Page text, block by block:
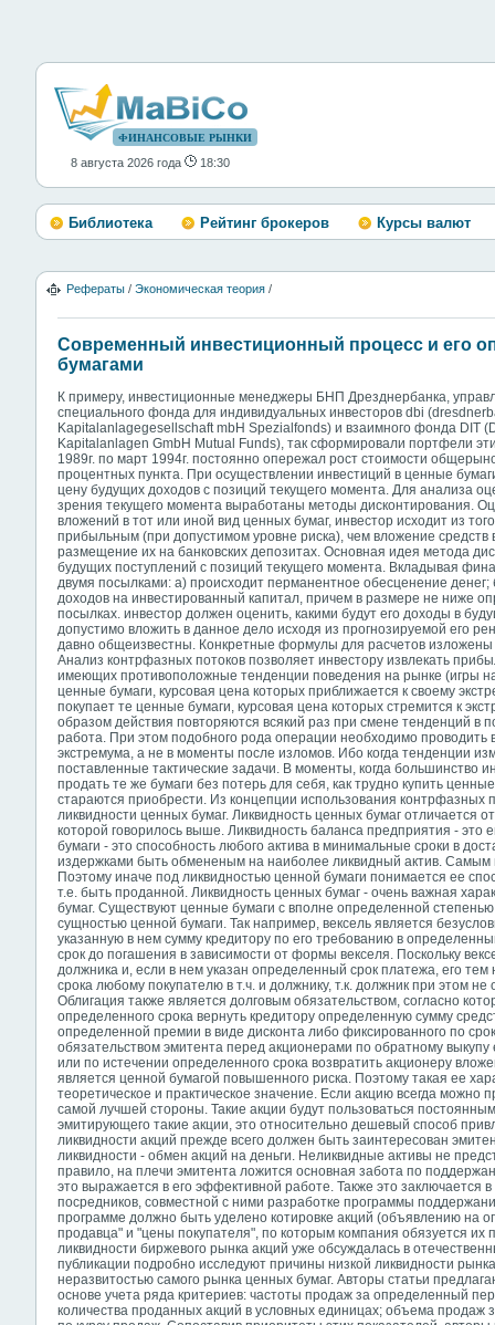
ФИНАНСОВЫЕ РЫНКИ
8 августа 2026 года 18:30
Библиотека Рейтинг брокеров Курсы валют
Рефераты / Экономическая теория /
Современный инвестиционный процесс и его
бумагами
К примеру, инвестиционные менеджеры БНП Дрезднербанка,
специального фонда для индивидуальных инвесторов dbi
Kapitalanlagegesellschaft mbH Spezialfonds) и взаимного фонда DIT
Kapitalanlagen GmbH Mutual Funds), так сформировали портфели
1989г. по март 1994г. постоянно опережал рост стоимости
процентных пункта. При осуществлении инвестиций в ценные
цену будущих доходов с позиций текущего момента. Для анализа
зрения текущего момента выработаны методы дисконтирования.
вложений в тот или иной вид ценных бумаг, инвестор исходит из
прибыльным (при допустимом уровне риска), чем вложение средств
размещение их на банковских депозитах. Основная идея метода
будущих поступлений с позиций текущего момента. Вкладывая
двумя посылками: а) происходит перманентное обесценение
доходов на инвестированный капитал, причем в размере не ниже
посылках. инвестор должен оценить, какими будут его доходы в
допустимо вложить в данное дело исходя из прогнозируемой его
давно общеизвестны. Конкретные формулы для расчетов изложены
Анализ контрфазных потоков позволяет инвестору извлекать
имеющих противоположные тенденции поведения на рынке (игры
ценные бумаги, курсовая цена которых приближается к своему
покупает те ценные бумаги, курсовая цена которых стремится к
образом действия повторяются всякий раз при смене тенденций в
работа. При этом подобного рода операции необходимо проводить
экстремума, а не в моменты после изломов. Ибо когда тенденции
поставленные тактические задачи. В моменты, когда большинство
продать те же бумаги без потерь для себя, как трудно купить
стараются приобрести. Из концепции использования контрфазных
ликвидности ценных бумаг. Ликвидность ценных бумаг отличается
которой говорилось выше. Ликвидность баланса предприятия - это
бумаги - это способность любого актива в минимальные сроки в
издержками быть обмененым на наиболее ликвидный актив. Самым
Поэтому иначе под ликвидностью ценной бумаги понимается ее
т.е. быть проданной. Ликвидность ценных бумаг - очень важная
бумаг. Существуют ценные бумаги с вполне определенной
сущностью ценной бумаги. Так например, вексель является
указанную в нем сумму кредитору по его требованию в
срок до погашения в зависимости от формы векселя. Поскольку
должника и, если в нем указан определенный срок платежа, его
срока любому покупателю в т.ч. и должнику, т.к. должник при этом не
Облигация также является долговым обязательством, согласно
определенного срока вернуть кредитору определенную сумму
определенной премии в виде дисконта либо фиксированного по
обязательством эмитента перед акционерами по обратному
или по истечении определенного срока возвратить акционеру
является ценной бумагой повышенного риска. Поэтому такая ее
теоретическое и практическое значение. Если акцию всегда можно
самой лучшей стороны. Такие акции будут пользоваться
эмитирующего такие акции, это относительно дешевый способ
ликвидности акций прежде всего должен быть заинтересован
ликвидности - обмен акций на деньги. Неликвидные активы не
правило, на плечи эмитента ложится основная забота по
это выражается в его эффективной работе. Также это заключается
посредников, совместной с ними разработке программы
программе должно быть уделено котировке акций (объявлению на
продавца" и "цены покупателя", по которым компания обязуется их
ликвидности биржевого рынка акций уже обсуждалась в
публикации подробно исследуют причины низкой ликвидности
неразвитостью самого рынка ценных бумаг. Авторы статьи
основе учета ряда критериев: частоты продаж за определенный
количества проданных акций в условных единицах; объема